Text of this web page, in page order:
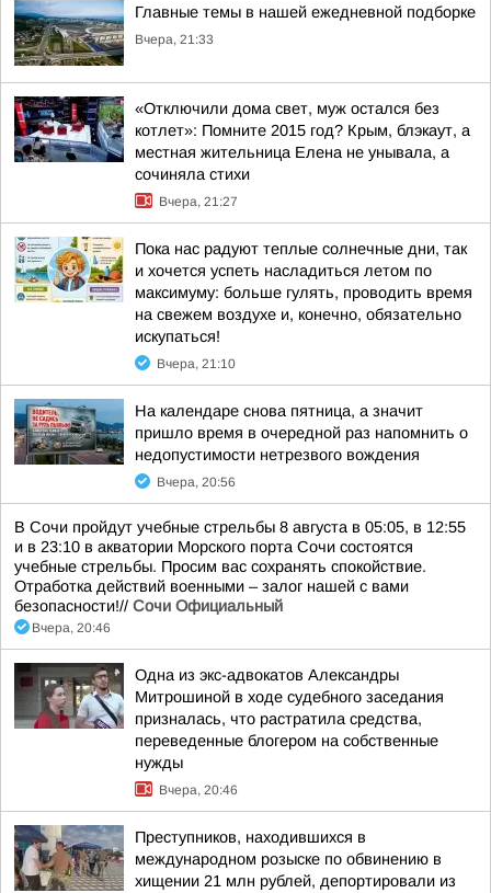
Главные темы в нашей ежедневной подборке
Вчера, 21:33
«Отключили дома свет, муж остался без
котлет»: Помните 2015 год? Крым, блэкаут, а
местная жительница Елена не унывала, а
сочиняла стихи
Вчера, 21:27
Пока нас радуют теплые солнечные дни, так
и хочется успеть насладиться летом по
максимуму: больше гулять, проводить время
на свежем воздухе и, конечно, обязательно
искупаться!
Вчера, 21:10
На календаре снова пятница, а значит
пришло время в очередной раз напомнить о
недопустимости нетрезвого вождения
Вчера, 20:56
В Сочи пройдут учебные стрельбы 8 августа в 05:05, в 12:55
и в 23:10 в акватории Морского порта Сочи состоятся
учебные стрельбы. Просим вас сохранять спокойствие.
Отработка действий военными – залог нашей с вами
безопасности!// Сочи Официальный
Вчера, 20:46
Одна из экс-адвокатов Александры
Митрошиной в ходе судебного заседания
призналась, что растратила средства,
переведенные блогером на собственные
нужды
Вчера, 20:46
Преступников, находившихся в
международном розыске по обвинению в
хищении 21 млн рублей, депортировали из